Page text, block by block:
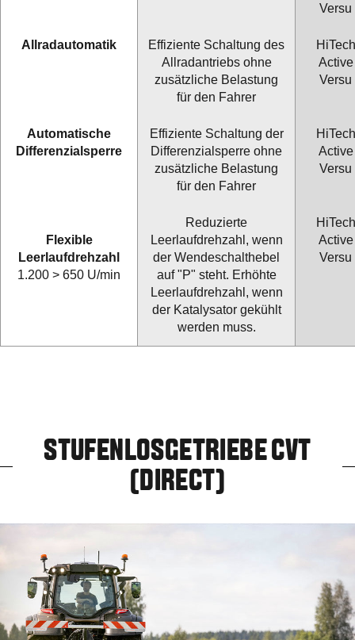
Versu
Allradautomatik
Effiziente Schaltung des
Allradantriebs ohne
zusätzliche Belastung
für den Fahrer
HiTech
Active
Versu
Automatische
Differenzialsperre
Effiziente Schaltung der
Differenzialsperre ohne
zusätzliche Belastung
für den Fahrer
HiTech
Active
Versu
Flexible
Leerlaufdrehzahl
1.200 > 650 U/min
Reduzierte
Leerlaufdrehzahl, wenn
der Wendeschalthebel
auf "P" steht. Erhöhte
Leerlaufdrehzahl, wenn
der Katalysator gekühlt
werden muss.
HiTech
Active
Versu
STUFENLOSGETRIEBE CVT
(DIRECT)